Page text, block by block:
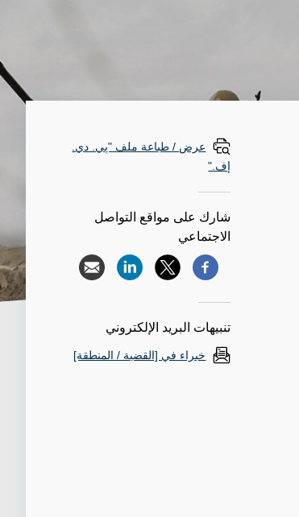
عرض / طباعة ملف "پي. دي.
إف."
شارك على مواقع التواصل
الاجتماعي
تنبيهات البريد الإلكتروني
خبراء في [القضية / المنطقة]